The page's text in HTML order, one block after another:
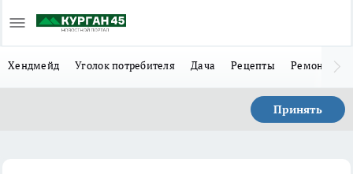
Хендмейд Уголок потребителя Дача Рецепты Ремонт
Принять